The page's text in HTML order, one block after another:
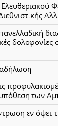
δολοφονίες
υπόθεση των
εν όψει